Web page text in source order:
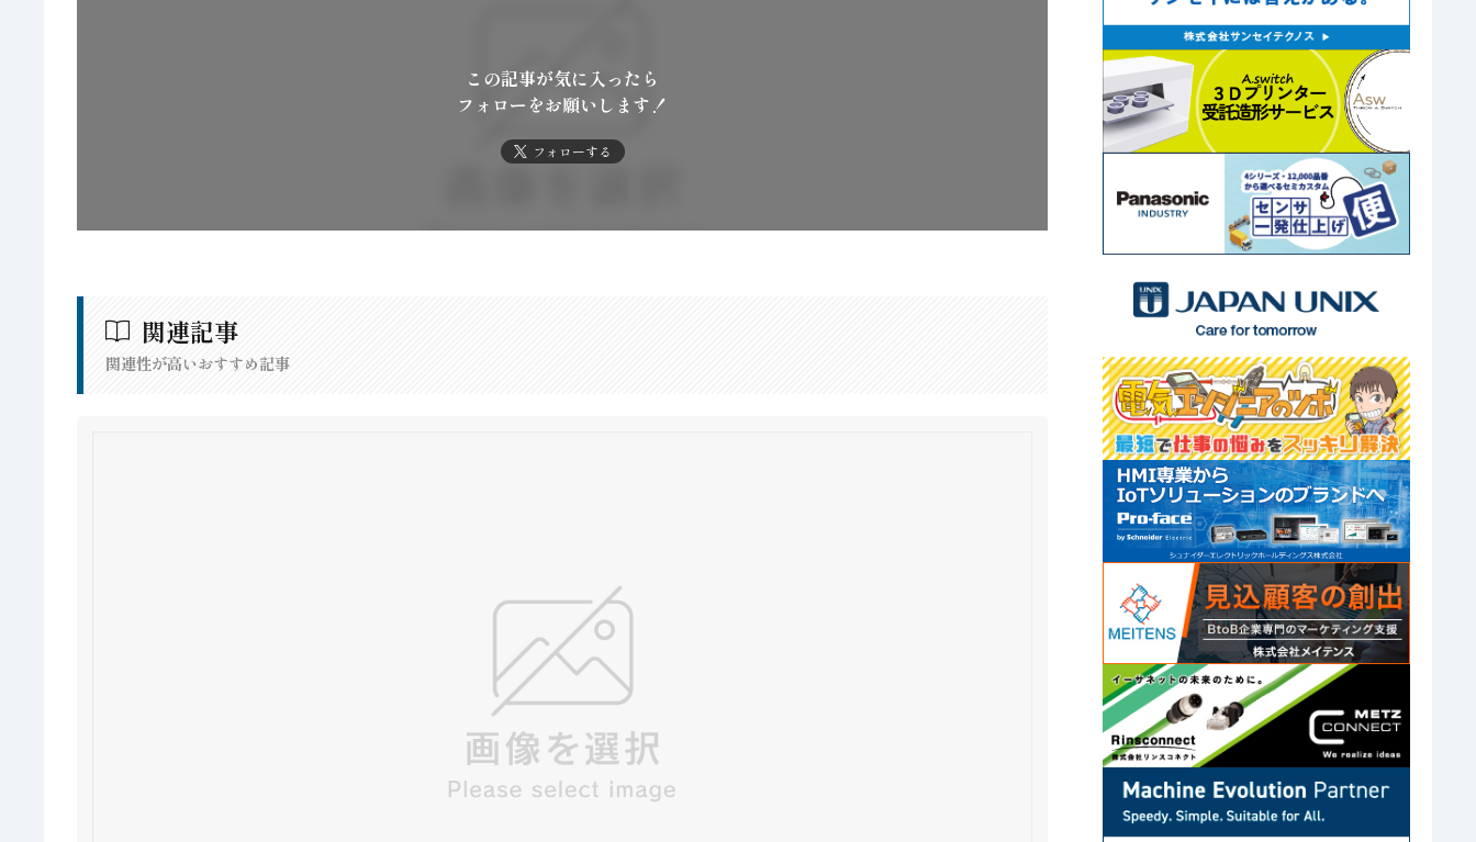
この記事が気に入ったら
フォローをお願いします！
フォローする
関連記事
関連性が高いおすすめ記事